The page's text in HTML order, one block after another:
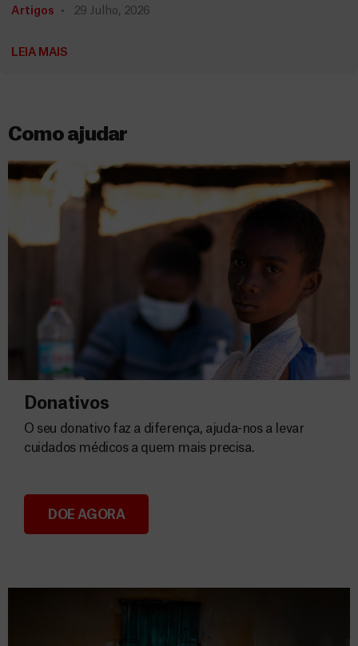
Artigos 29 Julho, 2026
LEIA MAIS
Como ajudar
Donativos
Donativos
O seu donativo faz a diferença, ajuda-nos a levar
cuidados médicos a quem mais precisa.
DOE AGORA